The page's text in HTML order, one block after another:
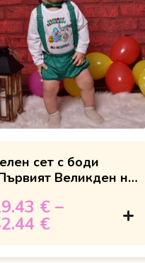
сет с боди
Великден на
€ –
€